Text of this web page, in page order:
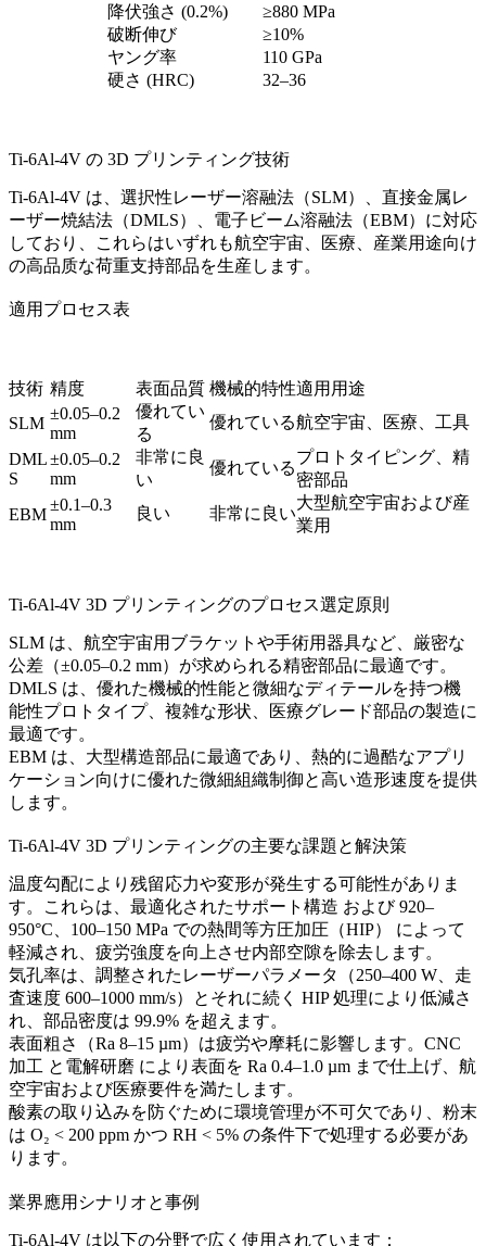
降伏強さ (0.2%)
≥880 MPa
破断伸び
≥10%
ヤング率
110 GPa
硬さ (HRC)
32–36
Ti-6Al-4V の 3D プリンティング技術
Ti-6Al-4V は、選択性レーザー溶融法（SLM）、直接金属レ
ーザー焼結法（DMLS）、電子ビーム溶融法（EBM）に対応
しており、これらはいずれも航空宇宙、医療、産業用途向け
の高品质な荷重支持部品を生産します。
適用プロセス表
技術 精度 表面品質 機械的特性適用用途
SLM
±0.05–0.2
mm
優れてい
る
優れている航空宇宙、医療、工具
DML
S
±0.05–0.2
mm
非常に良
い
優れている
プロトタイピング、精
密部品
EBM
±0.1–0.3
mm
良い 非常に良い
大型航空宇宙および産
業用
Ti-6Al-4V 3D プリンティングのプロセス選定原則
SLM は、航空宇宙用ブラケットや手術用器具など、厳密な
公差（±0.05–0.2 mm）が求められる精密部品に最適です。
DMLS は、優れた機械的性能と微細なディテールを持つ機
能性プロトタイプ、複雑な形状、医療グレード部品の製造に
最適です。
EBM は、大型構造部品に最適であり、熱的に過酷なアプリ
ケーション向けに優れた微細組織制御と高い造形速度を提供
します。
Ti-6Al-4V 3D プリンティングの主要な課題と解決策
温度勾配により残留応力や変形が発生する可能性がありま
す。これらは、 最適化されたサポート構造 および 920–
950°C、100–150 MPa での熱間等方圧加圧（HIP）
によって
軽減され、疲労強度を向上させ内部空隙を除去します。
気孔率は、調整されたレーザーパラメータ（250–400 W、走
査速度 600–1000 mm/s）とそれに続く HIP 処理により低減さ
れ、部品密度は 99.9% を超えます。
表面粗さ（Ra 8–15 µm）は疲労や摩耗に影響します。 CNC
加工 と 電解研磨 により表面を Ra 0.4–1.0 µm まで仕上げ、航
空宇宙および医療要件を満たします。
酸素の取り込みを防ぐために環境管理が不可欠であり、粉末
は O₂ < 200 ppm かつ RH < 5% の条件下で処理する必要があ
ります。
業界應用シナリオと事例
Ti-6Al-4V は以下の分野で広く使用されています：